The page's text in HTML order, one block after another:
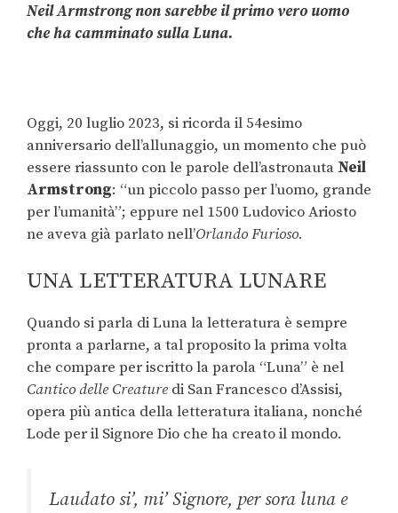
Neil Armstrong non sarebbe il primo vero uomo
che ha camminato sulla Luna.
Oggi, 20 luglio 2023, si ricorda il 54esimo
anniversario dell’allunaggio, un momento che può
essere riassunto con le parole dell’astronauta Neil
Armstrong: “un piccolo passo per l’uomo, grande
per l’umanità”; eppure nel 1500 Ludovico Ariosto
ne aveva già parlato nell’Orlando Furioso.
UNA LETTERATURA LUNARE
Quando si parla di Luna la letteratura è sempre
pronta a parlarne, a tal proposito la prima volta
che compare per iscritto la parola “Luna” è nel
Cantico delle Creature di San Francesco d’Assisi,
opera più antica della letteratura italiana, nonché
Lode per il Signore Dio che ha creato il mondo.
Laudato si’, mi’ Signore, per sora luna e